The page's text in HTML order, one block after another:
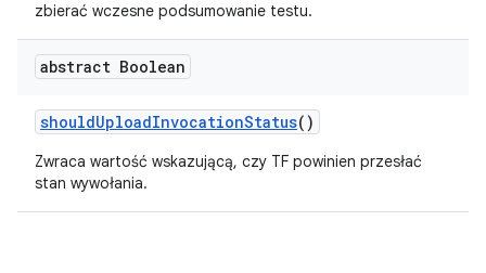
zbierać wczesne podsumowanie testu.
abstract Boolean
shouldUploadInvocationStatus()
Zwraca wartość wskazującą, czy TF powinien przesłać
stan wywołania.